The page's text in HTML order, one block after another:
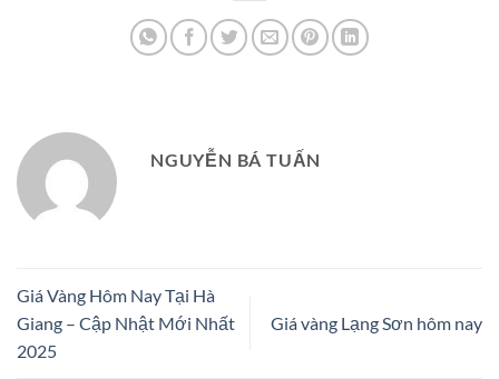
NGUYỄN BÁ TUẤN
Giá Vàng Hôm Nay Tại Hà
Giang – Cập Nhật Mới Nhất
2025
Giá vàng Lạng Sơn hôm nay